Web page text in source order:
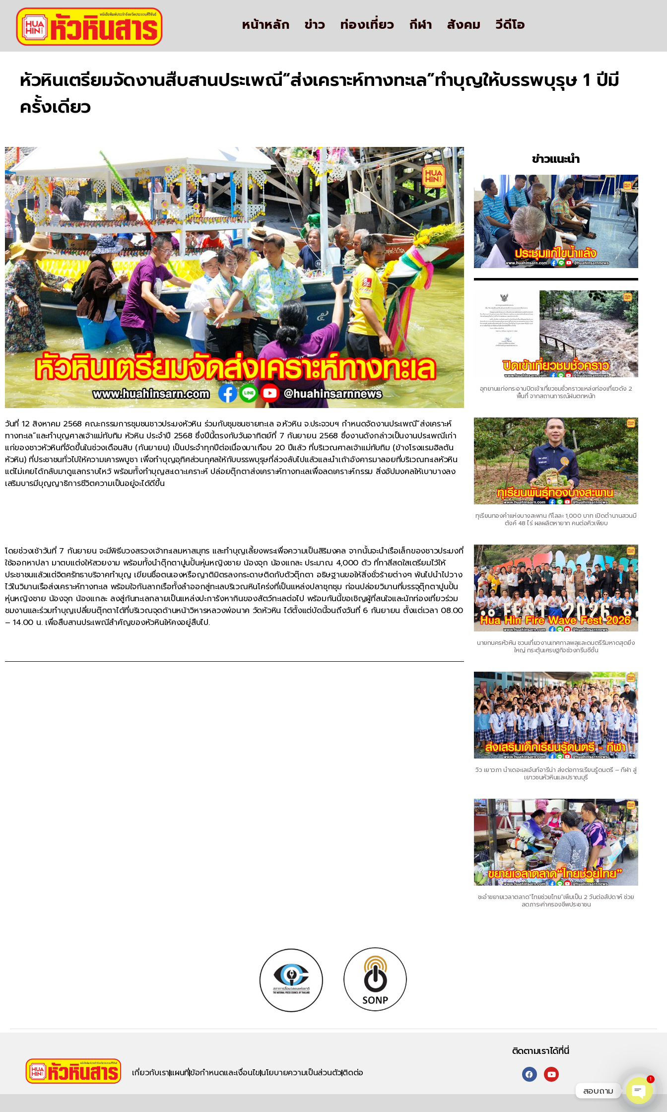
หน้าหลัก ข่าว ท่องเที่ยว กีฬา สังคม วีดีโอ
หัวหินเตรียมจัดงานสืบสานประเพณี“ส่งเคราะห์ทางทะเล”ทำบุญให้บรรพบุรุษ 1 ปีมี
ครั้งเดียว
วันที่ 12 สิงหาคม 2568 คณะกรรมการชุมชนชาวประมงหัวหิน ร่วมกับชุมชนชายทะเล อ.หัวหิน จ.ประจวบฯ กำหนดจัดงานประเพณี“ส่งเคราะห์
ทางทะเล”และทำบุญศาลเจ้าแม่ทับทิม หัวหิน ประจำปี 2568 ซึ่งปีนี้ตรงกับวันอาทิตย์ที่ 7 กันยายน 2568 ซึ่งงานดังกล่าวเป็นงานประเพณีเก่า
แก่ของชาวหัวหินที่จัดขึ้นในช่วงเดือนสิบ (กันยายน) เป็นประจำทุกปีต่อเนื่องมาเกือบ 20 ปีแล้ว ที่บริเวณศาลเจ้าแม่ทับทิม (ข้างโรงแรมฮิลตัน
หัวหิน) ที่ประชาชนทั่วไปให้ความเคารพบูชา เพื่อทำบุญอุทิศส่วนกุศลให้กับบรรพบุรุษที่ล่วงลับไปแล้วและนำเถ้าอังคารมาลอยที่บริเวณทะเลหัวหิน
แต่ไม่เคยได้กลับมาดูแลกราบไหว้ พร้อมทั้งทำบุญสะเดาะเคราะห์ ปล่อยตุ๊กตาส่งเคราะห์ทางทะเลเพื่อลดเคราะห์กรรม สิ่งอัปมงคลให้เบาบางลง
เสริมบารมีบุญญาธิการชีวิตความเป็นอยู่จะได้ดีขึ้น
โดยช่วงเช้าวันที่ 7 กันยายน จะมีพิธีบวงสรวงเจ้าทะเลมหาสมุทร และทำบุญเลี้ยงพระเพื่อความเป็นสิริมงคล จากนั้นจะนำเรือเล็กของชาวประมงที่
ใช้ออกหาปลา มาตบแต่งให้สวยงาม พร้อมทั้งนำตุ๊กตาปูนปั้นหุ่นหญิงชาย น้องจุก น้องแกละ ประมาณ 4,000 ตัว ที่ทาสีสดใสเตรียมไว้ให้
ประชาชนแล้วแต่จิตศรัทธาบริจาคทำบุญ เขียนชื่อตนเองหรือญาติมิตรลงกระดาษติดกับตัวตุ๊กตา อธิษฐานขอให้สิ่งชั่วร้ายต่างๆ พ้นไปนำไปวาง
ไว้ในวิมานเรือส่งเคราะห์ทางทะเล พร้อมใจกันลากเรือทั้งลำออกสู่ทะเลบริเวณหินโคร่งที่เป็นแหล่งปลาชุกชุม ก่อนปล่อยวิมานที่บรรจุตุ๊กตาปูนปั้น
หุ่นหญิงชาย น้องจุก น้องแกละ ลงสู่ก้นทะเลกลายเป็นแหล่งปะการังหากินของสัตว์ทะเลต่อไป พร้อมกันนี้ขอเชิญผู้ที่สนใจและนักท่องเที่ยวร่วม
ชมงานและร่วมทำบุญเปลี่ยนตุ๊กตาได้ที่บริเวณจุดด้านหน้าวิหารหลวงพ่อนาค วัดหัวหิน ได้ตั้งแต่บัดนี้จนถึงวันที่ 6 กันยายน ตั้งแต่เวลา 08.00
– 14.00 น. เพื่อสืบสานประเพณีสำคัญของหัวหินให้คงอยู่สืบไป.
ข่าวแนะนำ
อุทยานแก่งกระจานปิดเข้าเที่ยวชมชั่วคราวแหล่งท่องเที่ยวดัง 2
พื้นที่ จากสถานการณ์ฝนตกหนัก
ทุเรียนทองคำแห่งบางสะพาน กิโลละ 1,000 บาท เปิดตำนานสวนมี
ตังค์ 48 ไร่ ผลผลิตหายาก คนต่อคิวเพียบ
นายกนครหัวหิน ชวนเที่ยวงานเทศกาลพลุและดนตรีริมหาดสุดยิ่ง
ใหญ่ กระตุ้นเศรษฐกิจช่วงกรีนซีซั่น
วิว เยาวภา นำเดอะเลเจ้นท์อารีน่า ส่งต่อการเรียนรู้ดนตรี – กีฬา สู่
เยาวชนหัวหินและปราณบุรี
ชะอำขยายเวลาตลาด“ไทยช่วยไทย”เพิ่มเป็น 2 วันต่อสัปดาห์ ช่วย
ลดภาระค่าครองชีพประชาชน
เกี่ยวกับเราแผนที่ข้อกำหนดและเงื่อนไขนโยบายความเป็นส่วนตัวติดต่อ
ติดตามเราได้ที่นี่
สอบถาม
O
1